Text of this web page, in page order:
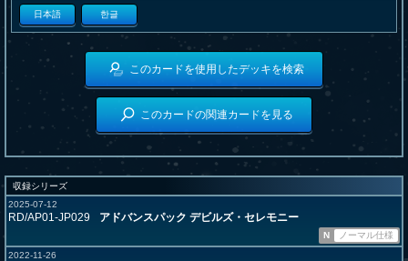
日本語 한글
このカードを使用したデッキを検索
このカードの関連カードを見る
収録シリーズ
2025-07-12
RD/AP01-JP029 アドバンスパック デビルズ・セレモニー
N
ノーマル仕様
2022-11-26